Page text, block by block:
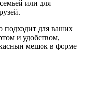
или для
подходит для ваших
и удобством,
мешок в форме